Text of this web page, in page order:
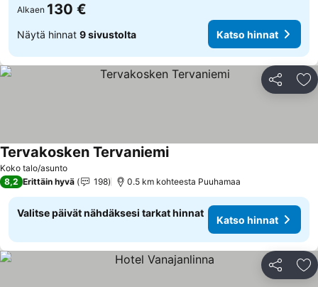
Alkaen 130 €
Näytä hinnat 9 sivustolta Katso hinnat
Jaa
Koko talo/asunto
Tervakosken TervaniemiKatso hinnat
8,2 Erittäin hyvä 198 0.5 km kohteesta Puuhamaa
Valitse päivät nähdäksesi tarkat hinnat
Katso hinnat
Jaa